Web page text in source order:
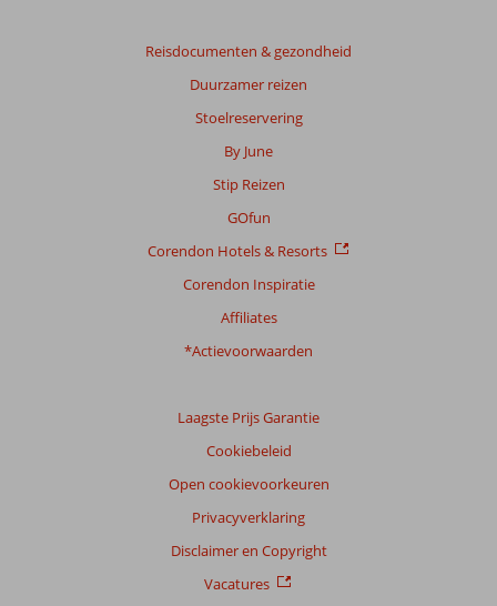
Reisdocumenten & gezondheid
Duurzamer reizen
Stoelreservering
By June
Stip Reizen
GOfun
Corendon Hotels & Resorts
Corendon Inspiratie
Affiliates
*Actievoorwaarden
Laagste Prijs Garantie
Cookiebeleid
Open cookievoorkeuren
Privacyverklaring
Disclaimer en Copyright
Vacatures